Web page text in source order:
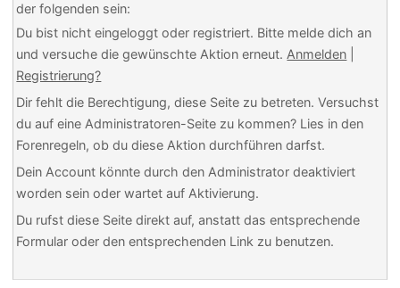
der folgenden sein:
Du bist nicht eingeloggt oder registriert. Bitte melde dich an
und versuche die gewünschte Aktion erneut. Anmelden
Registrierung?
Dir fehlt die Berechtigung, diese Seite zu betreten. Versuchst
du auf eine Administratoren-Seite zu kommen? Lies in den
Forenregeln, ob du diese Aktion durchführen darfst.
Dein Account könnte durch den Administrator deaktiviert
worden sein oder wartet auf Aktivierung.
Du rufst diese Seite direkt auf, anstatt das entsprechende
Formular oder den entsprechenden Link zu benutzen.